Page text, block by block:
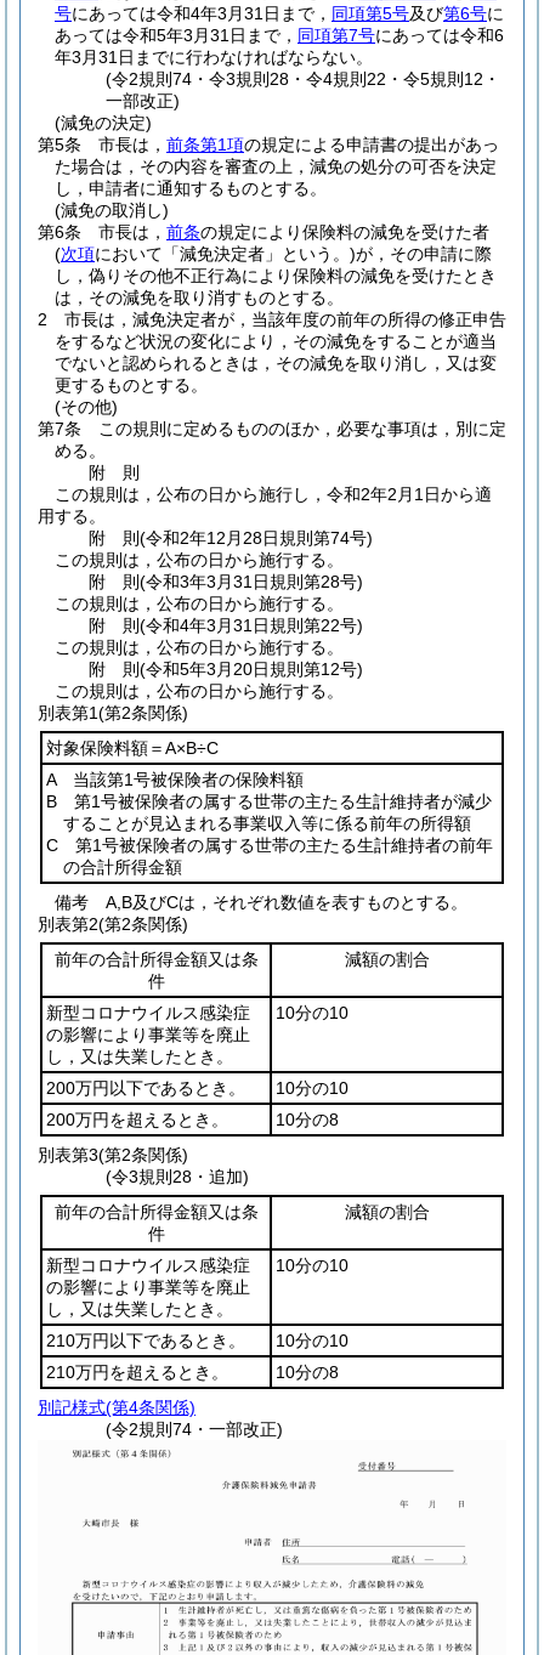
号にあっては令和4年3月31日まで， 同項第5号及び第6号に
あっては令和5年3月31日まで， 同項第7号にあっては令和6
年3月31日までに行わなければならない。
(令2規則74・令3規則28・令4規則22・令5規則12・
一部改正)
(減免の決定)
第5条
市長は， 前条第1項の規定による申請書の提出があっ
た場合は，その内容を審査の上，減免の処分の可否を決定
し，申請者に通知するものとする。
(減免の取消し)
第6条
市長は， 前条の規定により保険料の減免を受けた者
(次項において「減免決定者」という。)が，その申請に際
し，偽りその他不正行為により保険料の減免を受けたとき
は，その減免を取り消すものとする。
2
市長は，減免決定者が，当該年度の前年の所得の修正申告
をするなど状況の変化により，その減免をすることが適当
でないと認められるときは，その減免を取り消し，又は変
更するものとする。
(その他)
第7条
この規則に定めるもののほか，必要な事項は，別に定
める。
附 則
この規則は，公布の日から施行し，令和2年2月1日から適
用する。
附 則(令和2年12月28日規則第74号)
この規則は，公布の日から施行する。
附 則(令和3年3月31日規則第28号)
この規則は，公布の日から施行する。
附 則(令和4年3月31日規則第22号)
この規則は，公布の日から施行する。
附 則(令和5年3月20日規則第12号)
この規則は，公布の日から施行する。
別表第1(第2条関係)
対象保険料額＝A×B÷C
A 当該第1号被保険者の保険料額
B 第1号被保険者の属する世帯の主たる生計維持者が減少
することが見込まれる事業収入等に係る前年の所得額
C 第1号被保険者の属する世帯の主たる生計維持者の前年
の合計所得金額
備考 A,B及びCは，それぞれ数値を表すものとする。
別表第2(第2条関係)
前年の合計所得金額又は条
件
減額の割合
新型コロナウイルス感染症
の影響により事業等を廃止
し，又は失業したとき。
10分の10
200万円以下であるとき。
10分の10
200万円を超えるとき。
10分の8
別表第3(第2条関係)
(令3規則28・追加)
前年の合計所得金額又は条
件
減額の割合
新型コロナウイルス感染症
の影響により事業等を廃止
し，又は失業したとき。
10分の10
210万円以下であるとき。
10分の10
210万円を超えるとき。
10分の8
別記様式(第4条関係)
(令2規則74・一部改正)